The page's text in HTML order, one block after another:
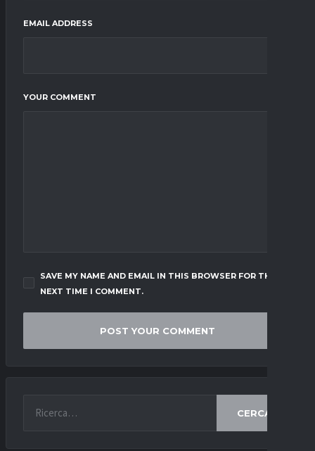
EMAIL ADDRESS
YOUR COMMENT
SAVE MY NAME AND EMAIL IN THIS BROWSER FOR THE
NEXT TIME I COMMENT.
CERCA